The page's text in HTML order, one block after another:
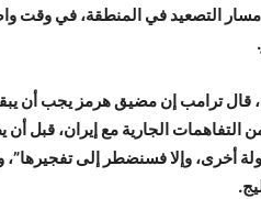
التصعيد في المنطقة، في وقت
قال ترامب إن مضيق هرمز يجب أن
الجارية مع إيران، قبل أن
أخرى، وإلا فسنضطر إلى تفجيرها”،